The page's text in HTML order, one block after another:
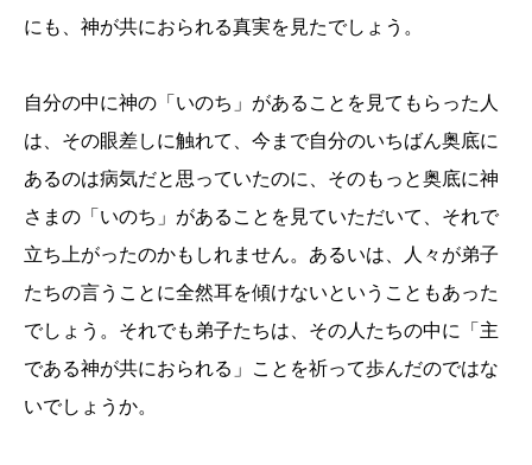
にも、神が共におられる真実を見たでしょう。
自分の中に神の「いのち」があることを見てもらった人
は、その眼差しに触れて、今まで自分のいちばん奥底に
あるのは病気だと思っていたのに、そのもっと奥底に神
さまの「いのち」があることを見ていただいて、それで
立ち上がったのかもしれません。あるいは、人々が弟子
たちの言うことに全然耳を傾けないということもあった
でしょう。それでも弟子たちは、その人たちの中に「主
である神が共におられる」ことを祈って歩んだのではな
いでしょうか。